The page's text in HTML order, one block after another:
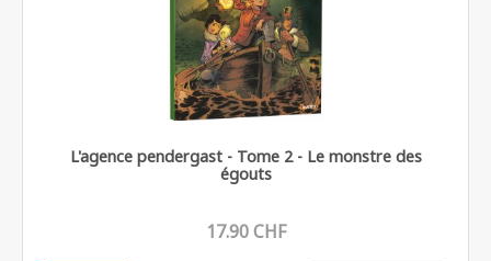
L'agence pendergast - Tome 2 - Le monstre des
égouts
17.90 CHF